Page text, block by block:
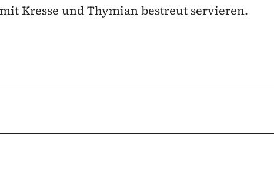
Kresse und Thymian bestreut servieren.